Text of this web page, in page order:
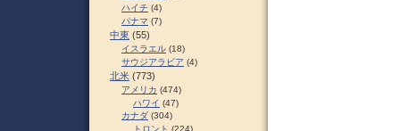
ハイチ (4)
パナマ (7)
中東 (55)
イスラエル (18)
サウジアラビア (4)
北米 (773)
アメリカ (474)
ハワイ (47)
カナダ (304)
トロント (224)